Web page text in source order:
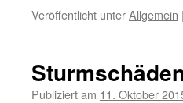
Veröffentlicht unterAllgemein |
Publiziert am 11. Oktober